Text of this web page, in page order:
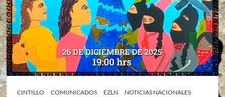
CINTILLO COMUNICADOS EZLN
NOTICIAS NACIONALES